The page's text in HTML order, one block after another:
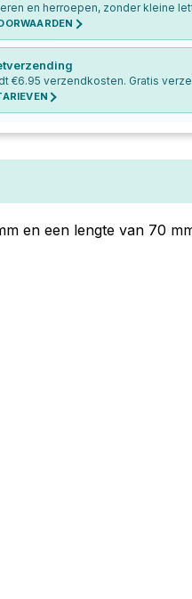
en herroepen, zonder kleine
€6.95 verzendkosten. Gratis
en een lengte van 70